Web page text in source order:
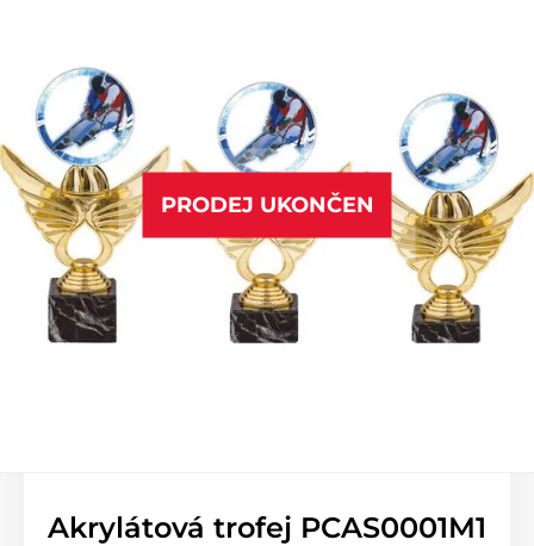
PRODEJ UKONČEN
Akrylátová trofej PCAS0001M1